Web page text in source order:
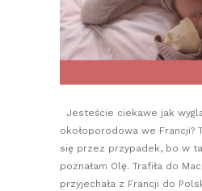
Jesteście ciekawe jak
okołoporodowa we Francji?
się przez przypadek, bo w
poznałam Olę. Trafiła do
przyjechała z Francji do